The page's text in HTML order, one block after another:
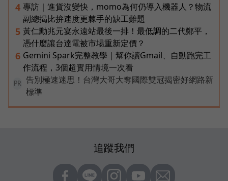
4 專訪｜進貨沒變快，momo為何仍導入機器人？物流
副總揭比拚速度更棘手的缺工難題
5 黃仁勳兆元宴永遠站最後一排！最低調的二代鄭平，
憑什麼讓台達電被市場重新定價？
6 Gemini Spark完整教學｜幫你讀Gmail、自動跑完工
作流程，3個超實用情境一次看
PR
告別極速迷思！台灣大哥大奪國際雙冠揭密好網路新
標準
追蹤我們